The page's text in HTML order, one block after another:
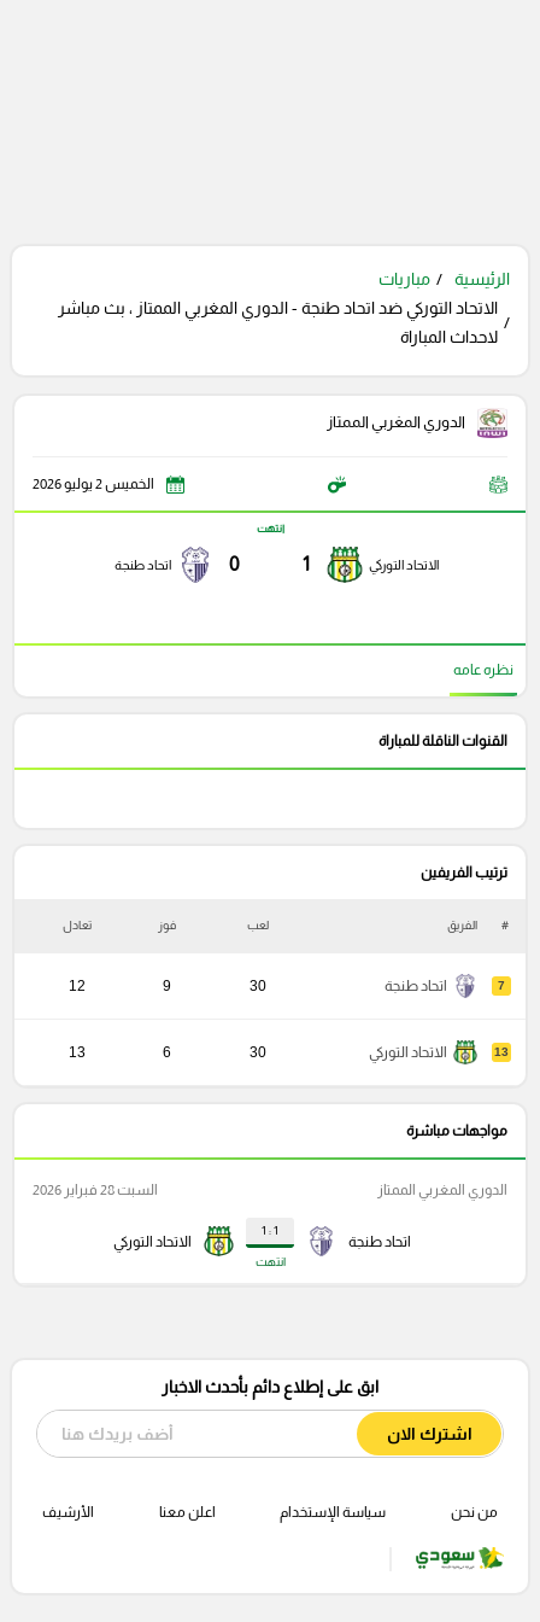
الرئيسية
مباريات
الاتحاد التوركي ضد اتحاد طنجة - الدوري المغربي الممتاز ، بث مباشر
لاحداث المباراة
الدوري المغربي الممتاز
الخميس 2 يوليو 2026
الاتحاد التوركي 1
انتهت
0 اتحاد طنجة
نظره عامه
القنوات الناقلة للمباراة
ترتيب الفريفين
# الفريق لعب فوز تعادل
7 اتحاد طنجة 30
9
12
13 الاتحاد التوركي 30
6
13
مواجهات مباشرة
اتحاد طنجة
1 : 1
انتهت
الاتحاد التوركي
الدوري المغربي الممتاز السبت 28 فبراير 2026
ابق على إطلاع دائم بأحدث الاخبار
اشترك الان
من نحن سياسة الإستخدام اعلن معنا الأرشيف